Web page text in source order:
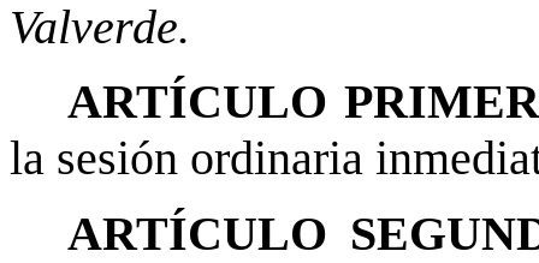
Valverde.
ARTÍCULO
la sesión ordinaria
ARTÍCULO